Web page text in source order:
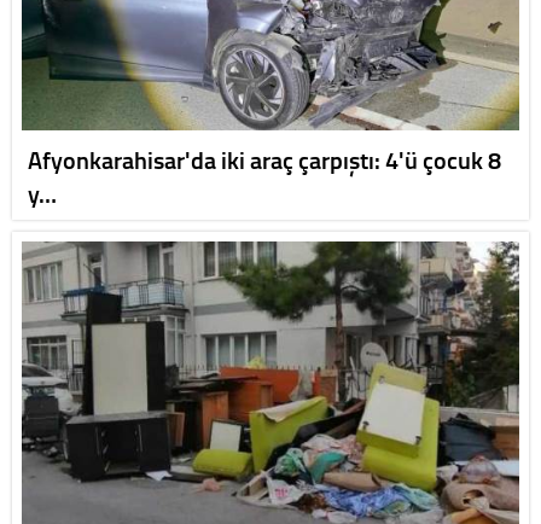
Afyonkarahisar'da iki araç çarpıştı: 4'ü çocuk 8
y…